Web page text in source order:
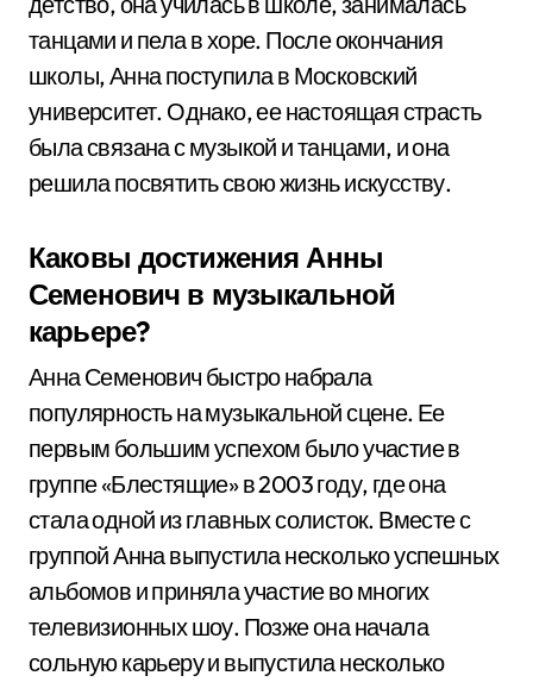
танцами и пела в хоре. После окончания
школы, Анна поступила в Московский
университет. Однако, ее настоящая страсть
была связана с музыкой и танцами, и она
решила посвятить свою жизнь искусству.
Каковы достижения Анны
Семенович в музыкальной
карьере?
Анна Семенович быстро набрала
популярность на музыкальной сцене. Ее
первым большим успехом было участие в
группе «Блестящие» в 2003 году, где она
стала одной из главных солисток. Вместе с
группой Анна выпустила несколько успешных
альбомов и приняла участие во многих
телевизионных шоу. Позже она начала
сольную карьеру и выпустила несколько